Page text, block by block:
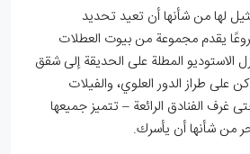
لها من شأنها أن تعيد تحديد
يقدم مجموعة من بيوت العطلات
الاستوديو المطلة على الحديقة إلى شقق
والمساكن على طراز الدور العلوي، والفيلات
2+1 و3+1، وحتى غرف الفنادق الرائعة – تتميز جميعها
من شأنها أن يأسرك.